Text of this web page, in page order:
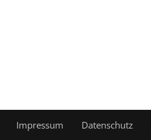
Impressum Datenschutz